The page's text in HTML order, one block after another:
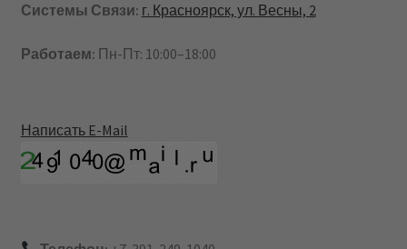
Системы Связи: г. Красноярск, ул. Весны, 2
Работаем: Пн-Пт: 10:00–18:00
Написать E-Mail